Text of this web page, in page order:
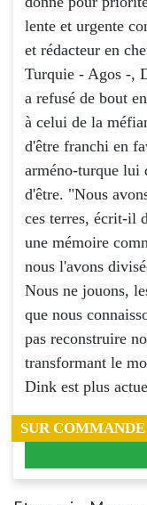
lente et urgente
et rédacteur en
Turquie - Agos -,
a refusé de bout
à celui de la
d'être franchi en
arméno-turque lui
d'être. "Nous
ces terres, écrit-il
une mémoire
nous l'avons
Nous ne jouons,
que nous
pas reconstruire
transformant le
Dink est plus
SUR COMMANDE